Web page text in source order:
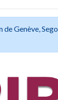
Genève,